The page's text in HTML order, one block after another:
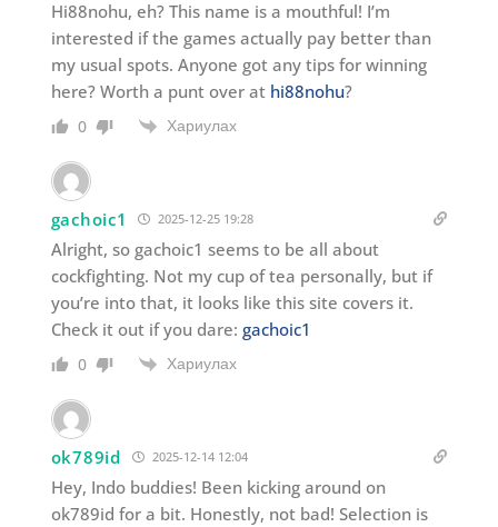
Hi88nohu, eh? This name is a mouthful! I’m
interested if the games actually pay better than
my usual spots. Anyone got any tips for winning
here? Worth a punt over at hi88nohu?
0 Хариулах
gachoic1 2025-12-25 19:28
Alright, so gachoic1 seems to be all about
cockfighting. Not my cup of tea personally, but if
you’re into that, it looks like this site covers it.
Check it out if you dare: gachoic1
0 Хариулах
ok789id 2025-12-14 12:04
Hey, Indo buddies! Been kicking around on
ok789id for a bit. Honestly, not bad! Selection is